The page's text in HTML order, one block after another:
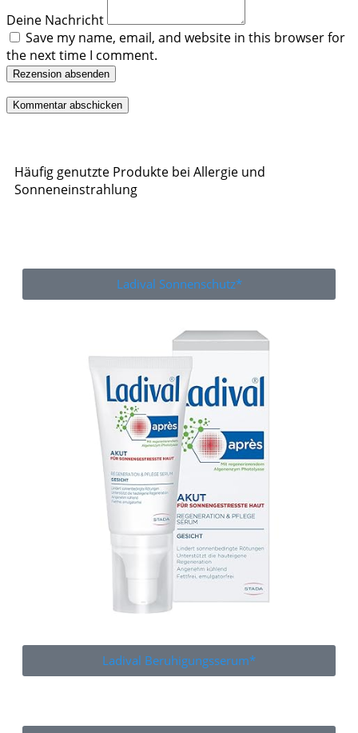
Deine Nachricht
Save my name, email, and website in this browser for
the next time I comment.
Rezension absenden
Häufig genutzte Produkte bei Allergie und
Sonneneinstrahlung
Ladival Sonnenschutz*
Ladival Beruhigungsserum*